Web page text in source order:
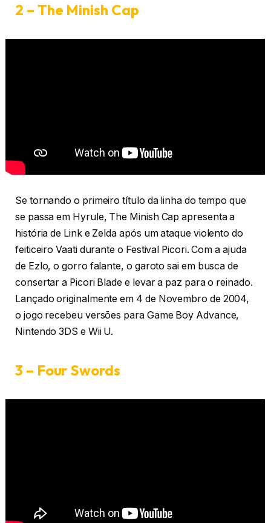
2 – The Minish Cap
Se tornando o primeiro título da linha do tempo que
se passa em Hyrule, The Minish Cap apresenta a
história de Link e Zelda após um ataque violento do
feiticeiro Vaati durante o Festival Picori. Com a ajuda
de Ezlo, o gorro falante, o garoto sai em busca de
consertar a Picori Blade e levar a paz para o reinado.
Lançado originalmente em 4 de Novembro de 2004,
o jogo recebeu versões para Game Boy Advance,
Nintendo 3DS e Wii U.
3 – Four Swords